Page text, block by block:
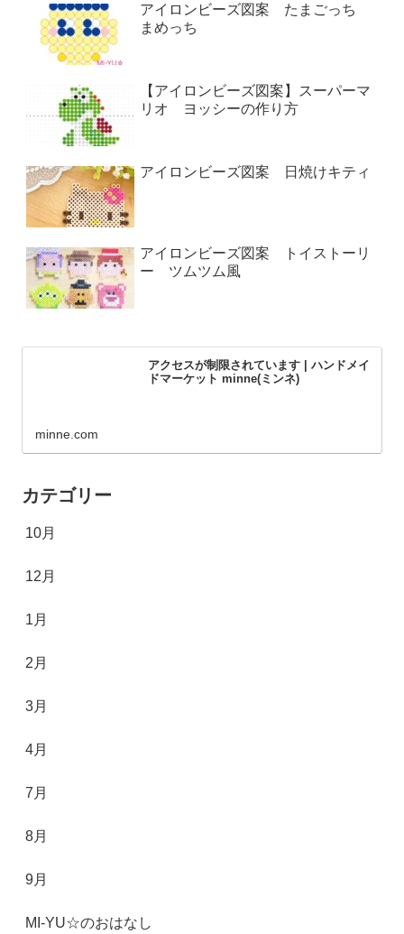
アイロンビーズ図案 たまごっち
まめっち
【アイロンビーズ図案】スーパーマ
リオ ヨッシーの作り方
アイロンビーズ図案 日焼けキティ
アイロンビーズ図案 トイストーリ
ー ツムツム風
アクセスが制限されています | ハンドメイ
ドマーケット minne(ミンネ)
minne.com
カテゴリー
10月
12月
1月
2月
3月
4月
7月
8月
9月
MI-YU☆のおはなし